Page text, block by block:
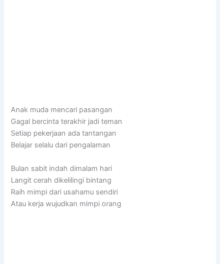
Anak muda mencari pasangan
Gagal bercinta terakhir jadi teman
Setiap pekerjaan ada tantangan
Belajar selalu dari pengalaman
Bulan sabit indah dimalam hari
Langit cerah dikelilingi bintang
Raih mimpi dari usahamu sendiri
Atau kerja wujudkan mimpi orang